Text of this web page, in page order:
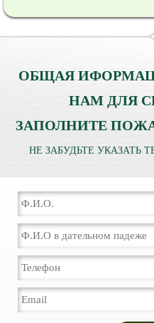
ОБЩАЯ
НАМ ДЛЯ
ЗАПОЛНИТЕ
НЕ ЗАБУДЬТЕ УКАЗАТЬ